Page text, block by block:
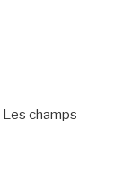
Les champs